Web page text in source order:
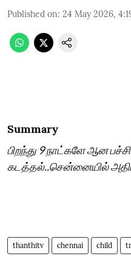
Published on: 24 May 2026,
Summary
பிறந்து 9 நாட்களே ஆன
கடத்தல்..சென்னையில்
thanthitv chennai child